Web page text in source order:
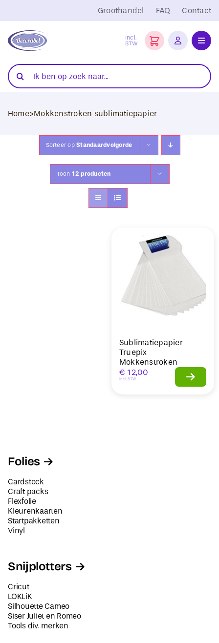
naar
inhoud
Groothandel FAQ Contact
Incl.
BTW
Folies
Transferpersen
Sublimatie
Blanco Textiel
Zoeken
naar:
Home>Mokkenstroken sublimatiepapier
Sorteer opStandaardvolgorde
Toon 12 producten
Sublimatiepapier
Truepix
Mokkenstroken
€ 12,00
Incl. BTW
Folies
Cardstock
Craft packs
Flexfolie
Kleurenkaarten
Startpakketten
Vinyl
Snijplotters
Cricut
LOKLiK
Silhouette Cameo
Siser Juliet en Romeo
Tools div. merken